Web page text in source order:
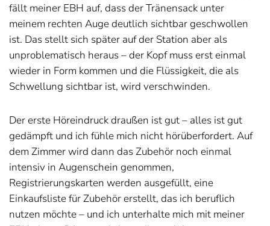
fällt meiner EBH auf, dass der Tränensack unter
meinem rechten Auge deutlich sichtbar geschwollen
ist. Das stellt sich später auf der Station aber als
unproblematisch heraus – der Kopf muss erst einmal
wieder in Form kommen und die Flüssigkeit, die als
Schwellung sichtbar ist, wird verschwinden.
Der erste Höreindruck draußen ist gut – alles ist gut
gedämpft und ich fühle mich nicht hörüberfordert. Auf
dem Zimmer wird dann das Zubehör noch einmal
intensiv in Augenschein genommen,
Registrierungskarten werden ausgefüllt, eine
Einkaufsliste für Zubehör erstellt, das ich beruflich
nutzen möchte – und ich unterhalte mich mit meiner